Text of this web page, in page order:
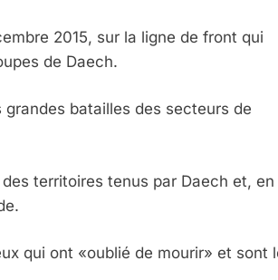
2015, sur la ligne de front qui
de Daech.
batailles des secteurs de
territoires tenus par Daech et, en
qui ont «oublié de mourir» et sont
Selon Le Rapport D’ADL Contre